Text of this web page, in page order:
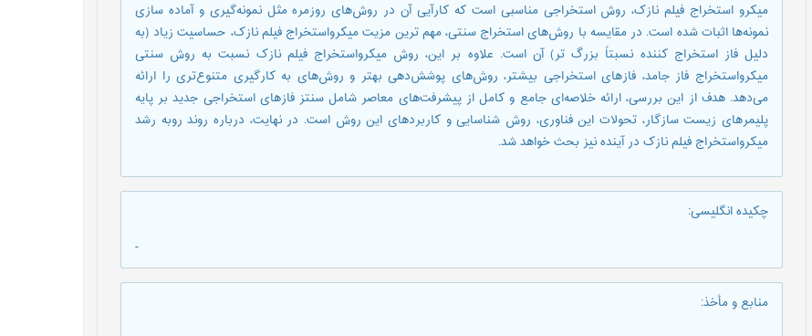
میکرو استخراج فیلم نازک، روش استخراجی مناسبی است که کارآیی آن در روش‌های روزمره مثل نمونه‌گیری و آماده سازی
نمونه‌ها اثبات شده است. در مقایسه با روش‌های استخراج سنتی، مهم ترین مزیت میکرواستخراج فیلم نازک، حساسیت زیاد (به
دلیل فاز استخراج کننده نسبتاً بزرگ تر) آن است. علاوه بر این، روش میکرواستخراج فیلم نازک نسبت به روش سنتی
میکرواستخراج فاز جامد، فازهای استخراجی بیشتر، روش‌های پوشش‌دهی بهتر و روش‌های به کارگیری متنوع‌تری را ارائه
می‌دهد. هدف از این بررسی، ارائه خلاصه‌ای جامع و کامل از پیشرفت‌های معاصر شامل سنتز فازهای استخراجی جدید بر پایه
پلیمرهای زیست سازگار، تحولات این فناوری، روش شناسایی و کاربردهای این روش است. در نهایت، درباره روند روبه رشد
میکرواستخراج فیلم نازک در آینده نیز بحث خواهد شد.
چکیده انگلیسی:
-
منابع و مأخذ: